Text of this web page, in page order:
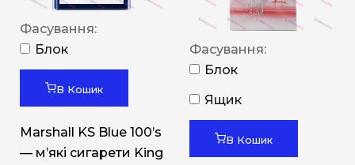
Фасування:
Блок
В Кошик
Marshall KS Blue 100’s
— м’які сигарети King
Фасування:
Блок
Ящик
В Кошик